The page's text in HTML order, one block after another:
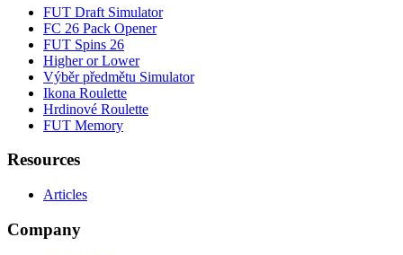
FUT Draft Simulator
FC 26 Pack Opener
FUT Spins 26
Higher or Lower
Výběr předmětu Simulator
Ikona Roulette
Hrdinové Roulette
FUT Memory
Resources
Articles
Company